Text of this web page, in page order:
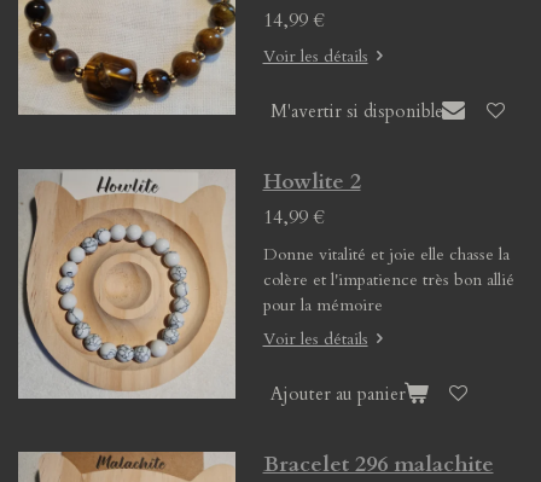
14,99 €
Voir les détails
M'avertir si disponible
Howlite 2
14,99 €
Donne vitalité et joie elle chasse la
colère et l'impatience très bon allié
pour la mémoire
Voir les détails
Ajouter au panier
Bracelet 296 malachite